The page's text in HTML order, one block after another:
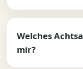
Welches
mir?